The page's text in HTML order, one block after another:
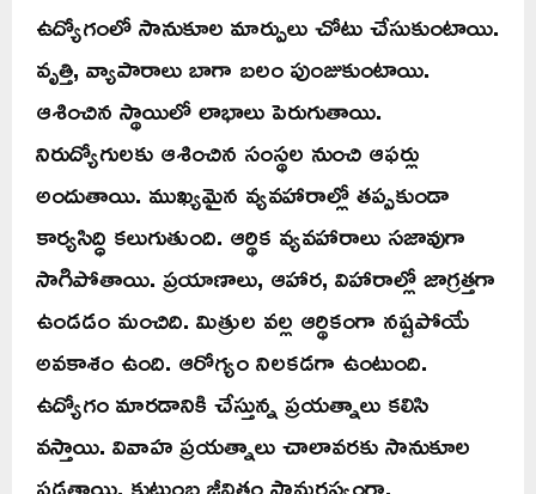
ఉద్యోగంలో సానుకూల మార్పులు చోటు చేసుకుంటాయి.
వృత్తి, వ్యాపారాలు బాగా బలం పుంజుకుంటాయి.
ఆశించిన స్థాయిలో లాభాలు పెరుగుతాయి.
నిరుద్యోగులకు ఆశించిన సంస్థల నుంచి ఆఫర్లు
అందుతాయి. ముఖ్యమైన వ్యవహారాల్లో తప్పకుండా
కార్యసిద్ధి కలుగుతుంది. ఆర్థిక వ్యవహారాలు సజావుగా
సాగిపోతాయి. ప్రయాణాలు, ఆహార, విహారాల్లో జాగ్రత్తగా
ఉండడం మంచిది. మిత్రుల వల్ల ఆర్థికంగా నష్టపోయే
అవకాశం ఉంది. ఆరోగ్యం నిలకడగా ఉంటుంది.
ఉద్యోగం మారడానికి చేస్తున్న ప్రయత్నాలు కలిసి
వస్తాయి. వివాహ ప్రయత్నాలు చాలావరకు సానుకూల